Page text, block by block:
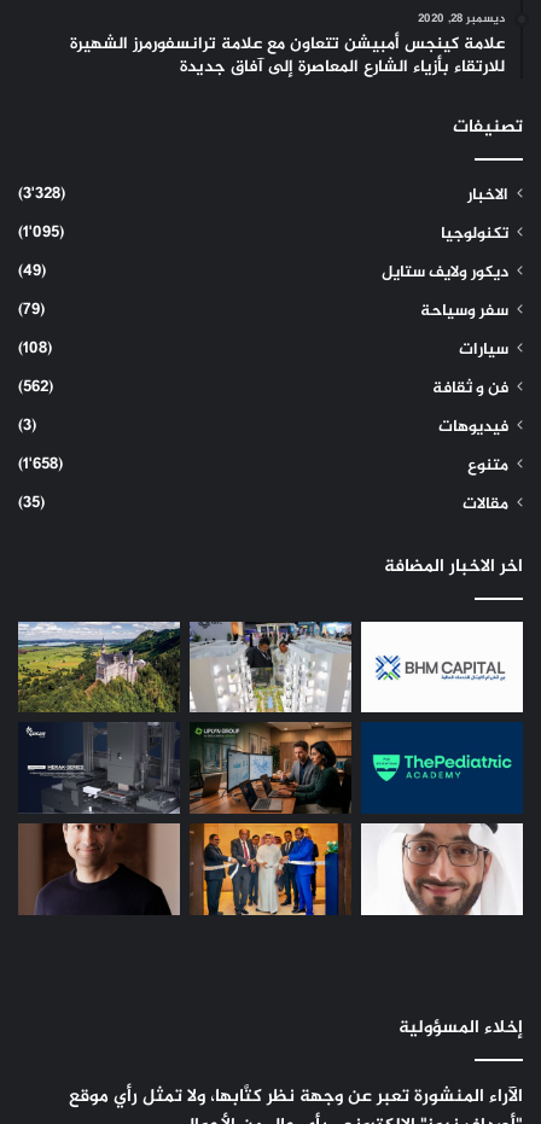
ديسمبر 28, 2020
علامة كينجس أمبيشن تتعاون مع علامة ترانسفورمرز الشهيرة
للارتقاء بأزياء الشارع المعاصرة إلى آفاق جديدة
تصنيفات
الاخبار
(3٬328)
تكنولوجيا
(1٬095)
ديكور ولايف ستايل
(49)
سفر وسياحة
(79)
سيارات
(108)
فن و ثقافة
(562)
فيديوهات
(3)
متنوع
(1٬658)
مقالات
(35)
اخر الاخبار المضافة
إخلاء المسؤولية
الآراء المنشورة تعبر عن وجهة نظر كتَّابها، ولا تمثل رأي موقع